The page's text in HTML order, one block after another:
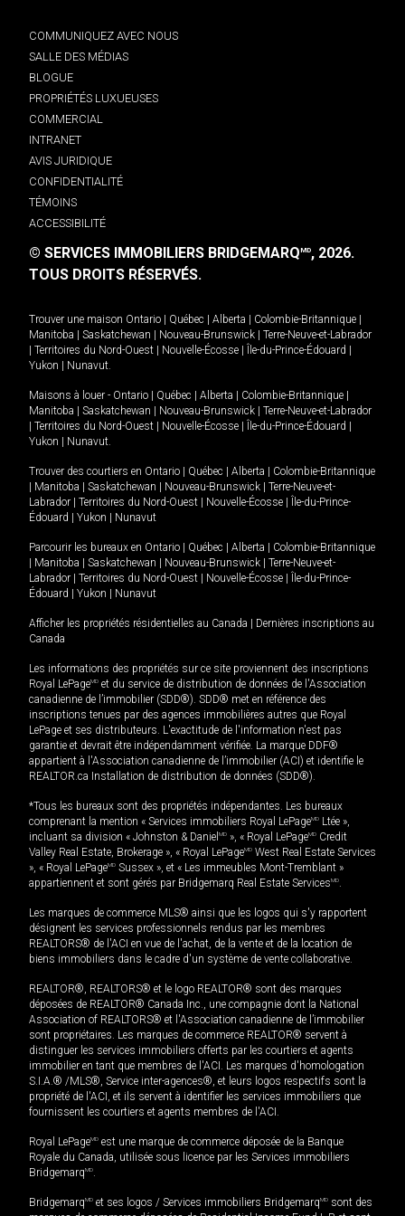
COMMUNIQUEZ AVEC NOUS
SALLE DES MÉDIAS
BLOGUE
PROPRIÉTÉS LUXUEUSES
COMMERCIAL
INTRANET
AVIS JURIDIQUE
CONFIDENTIALITÉ
TÉMOINS
ACCESSIBILITÉ
© SERVICES IMMOBILIERS BRIDGEMARQMD, 2026.
TOUS DROITS RÉSERVÉS.
Trouver une maison Ontario Québec Alberta Colombie-Britannique
Manitoba
Saskatchewan Nouveau-Brunswick
Terre-Neuve-et-Labrador
Territoires du Nord-Ouest Nouvelle-Écosse Île-du-Prince-Édouard
Yukon
Nunavut.
Maisons à louer - Ontario Québec Alberta Colombie-Britannique
Manitoba
Saskatchewan Nouveau-Brunswick
Terre-Neuve-et-Labrador
Territoires du Nord-Ouest Nouvelle-Écosse Île-du-Prince-Édouard
Yukon
Nunavut.
Trouver des courtiers en Ontario Québec Alberta
Colombie-Britannique
Manitoba Saskatchewan Nouveau-Brunswick
Terre-Neuve-et-
Labrador
Territoires du Nord-Ouest Nouvelle-Écosse
Île-du-Prince-
Édouard
Yukon Nunavut
Parcourir les bureaux en Ontario Québec Alberta
Colombie-Britannique
Manitoba Saskatchewan Nouveau-Brunswick
Terre-Neuve-et-
Labrador
Territoires du Nord-Ouest Nouvelle-Écosse
Île-du-Prince-
Édouard
Yukon Nunavut
Afficher les propriétés résidentielles au Canada
Dernières inscriptions au
Canada
Les informations des propriétés sur ce site proviennent des inscriptions
Royal LePageMD et du service de distribution de données de l'Association
canadienne de l’immobilier (SDD®). SDD® met en référence des
inscriptions tenues par des agences immobilières autres que Royal
LePage et ses distributeurs. L'exactitude de l'information n'est pas
garantie et devrait être indépendamment vérifiée. La marque DDF®
appartient à l'Association canadienne de l’immobilier (ACI) et identifie le
REALTOR.ca Installation de distribution de données (SDD®).
*Tous les bureaux sont des propriétés indépendantes. Les bureaux
comprenant la mention « Services immobiliers Royal LePageMD Ltée »,
incluant sa division « Johnston & Daniel MD », « Royal LePageMD Credit
Valley Real Estate, Brokerage », « Royal LePageMD West Real Estate Services
», « Royal LePageMD Sussex », et « Les immeubles Mont-Tremblant »
appartiennent et sont gérés par Bridgemarq Real Estate ServicesMD.
Les marques de commerce MLS® ainsi que les logos qui s'y rapportent
désignent les services professionnels rendus par les membres
REALTORS® de l'ACI en vue de l'achat, de la vente et de la location de
biens immobiliers dans le cadre d'un système de vente collaborative.
REALTOR®, REALTORS® et le logo REALTOR® sont des marques
déposées de REALTOR® Canada Inc., une compagnie dont la National
Association of REALTORS® et l'Association canadienne de l’immobilier
sont propriétaires. Les marques de commerce REALTOR® servent à
distinguer les services immobiliers offerts par les courtiers et agents
immobilier en tant que membres de l'ACI. Les marques d'homologation
S.I.A.® /MLS®, Service inter-agences®, et leurs logos respectifs sont la
propriété de l'ACI, et ils servent à identifier les services immobiliers que
fournissent les courtiers et agents membres de l'ACI.
Royal LePageMD est une marque de commerce déposée de la Banque
Royale du Canada, utilisée sous licence par les Services immobiliers
BridgemarqMD.
BridgemarqMD et ses logos / Services immobiliers BridgemarqMD sont des